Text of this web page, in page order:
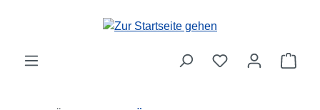
Zum Hauptinhalt springen